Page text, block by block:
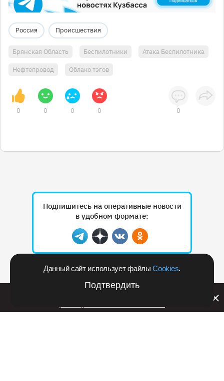
Данный сайт использует файлыCookies.
Подтвердить
Россия Происшествия
Брянская Область Беспилотники Атака Беспилотника
Нефтепровод Облако тэгов
0 0 0 0 0
Подпишитесь на оперативные новости
в удобном формате:
Telegram
ДзенВконтактеОдноклассники
Рекламодателям
Билайн запустил в Кемеровской области акцию с